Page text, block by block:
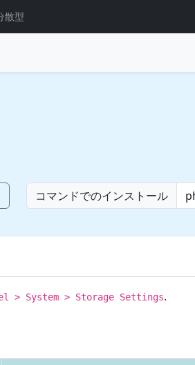
散型
コマンドでのインストール
> System > Storage Settings.